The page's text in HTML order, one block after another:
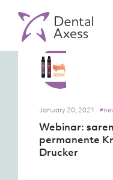
January 20, 2021
Webinar:
permanente
Drucker